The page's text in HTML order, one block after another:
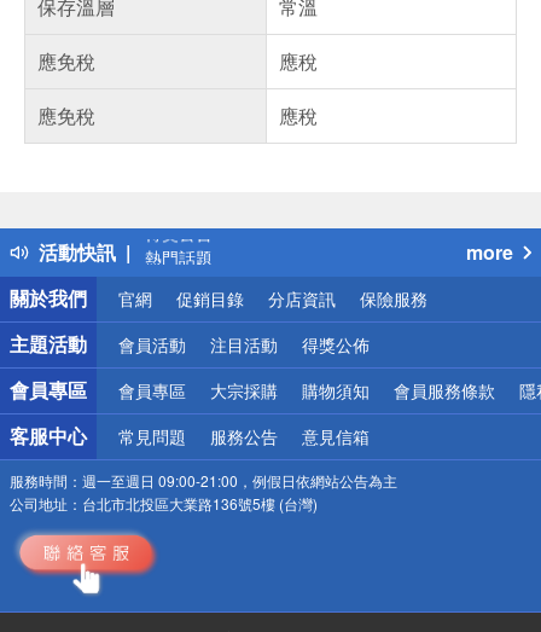
保存溫層
常溫
應免稅
應稅
應免稅
應稅
活動快訊
得獎公告
熱門話題
銀行優惠
偏遠地區配送
詐騙網頁！請小心！
more
關於我們
官網 促銷目錄 分店資訊 保險服務
主題活動 會員活動 注目活動 得獎公佈
會員專區 會員專區 大宗採購 購物須知 會員服務條款 隱
客服中心 常見問題 服務公告 意見信箱
服務時間： 週一至週日 09:00-21:00，例假日依網站公告為主
公司地址： 台北市北投區大業路136號5樓 (台灣)